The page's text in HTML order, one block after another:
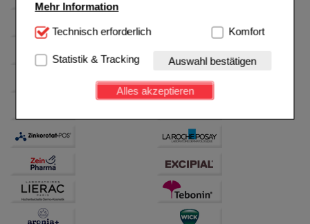
Mehr Information
Technisch Notwendig:Hierbei handelt es sich um
Website notwendig sind (z.B. Navigation, Warenkorb,
Kundenkonto), weshalb auf diese nicht verzichtet
werden kann.
Einkaufserlebnis noch ansprechender zu gestalten,
beispielsweise für die Wiedererkennung des
Besuchers oder unsere Seite an bevorzugte
Verhaltensweisen (z.B. Spracheinstellung)
anzupassen. Komfort-Cookies ermöglichen es uns
auch auf Ihre Bedürfnisse zugeschrittene Inhalte
anzuzeigen und unser Partnerprogramm zu
betreiben.
Technisch erforderlich Komfort
Statistik & Tracking Auswahl bestätigen
Alles akzeptieren